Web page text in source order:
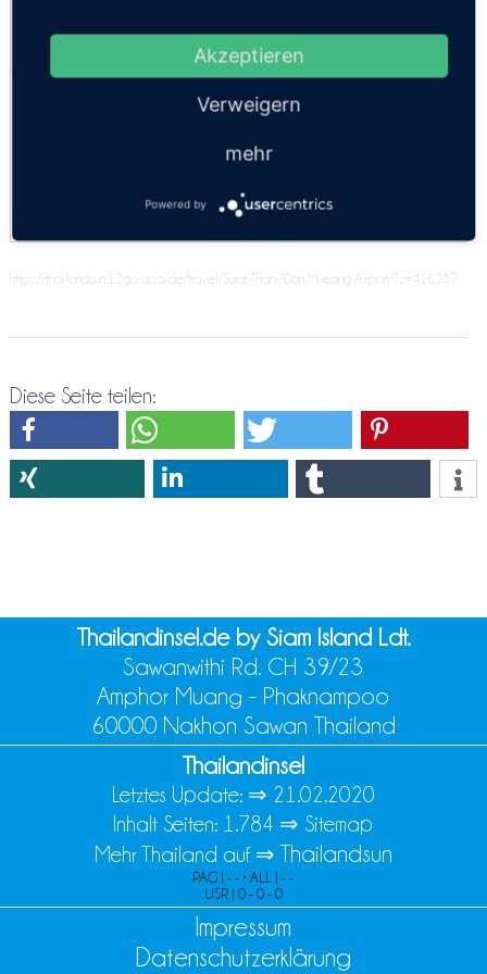
EUR 287.81–415.89
https://thailandsun.12go.asia/de/travel/Surat-Thani/Don Mueang Airport/?z=416557
Diese Seite teilen:
Thailandinsel.de by Siam Island Ldt.
Sawanwithi Rd. CH 39/23
Amphor Muang - Phaknampoo
60000 Nakhon Sawan Thailand
Thailandinsel
Letztes Update: ⇒ 21.02.2020
Inhalt Seiten: 1.784 ⇒ Sitemap
Mehr Thailand auf ⇒ Thailandsun
PAG | - - • ALL | - -
USR | 0 - 0 - 0
Impressum
Datenschutzerklärung
Akzeptieren
Verweigern
mehr
Powered by